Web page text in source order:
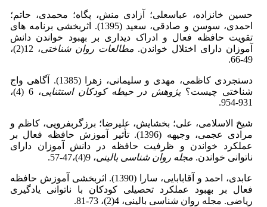
حسین خانزاده، عباسعلی؛ آزادی منش، پگاه؛ محمدی، حاتم؛
احمدی، سوسن و صادقی، سعید (1395). اثربخشی برنامه های
تقویت حافظه فعال و ادراک دیداری بر بهبود خواندن دانش
آموزان دارای اختلال خواندن. مطالعات روان شناختی
، 12(2)،
49-66.
دستجردی کاظمی، مهدی و سلیمانی، زهرا (1385). آگاهی واج
شناختی چیست؟پژوهش در حیطه کودکان استثنایی
، 6 (4)،
931-954.
شیخ الاسلامی، علی؛ بخشایش، علیرضا؛ برزگربفرویی، کاظم و
مرادی عجمی، وجیهه (1396). تأثیر آموزش حافظه فعال بر
عملکرد خواندن و ظرفیت حافظه در دانش آموزان دارای
ناتوانی خواندن. مجله روان شناسی بالینی، 9(4)،47-57.
عابدی، احمد و آقابابایی، سارا (1390). اثربخشی آموزش حافظه
فعال بر بهبود عملکرد تحصیلی کودکان با ناتوانی یادگیری
ریاضی. مجله روان شناسی بالینی، 4(2)، 73-81.